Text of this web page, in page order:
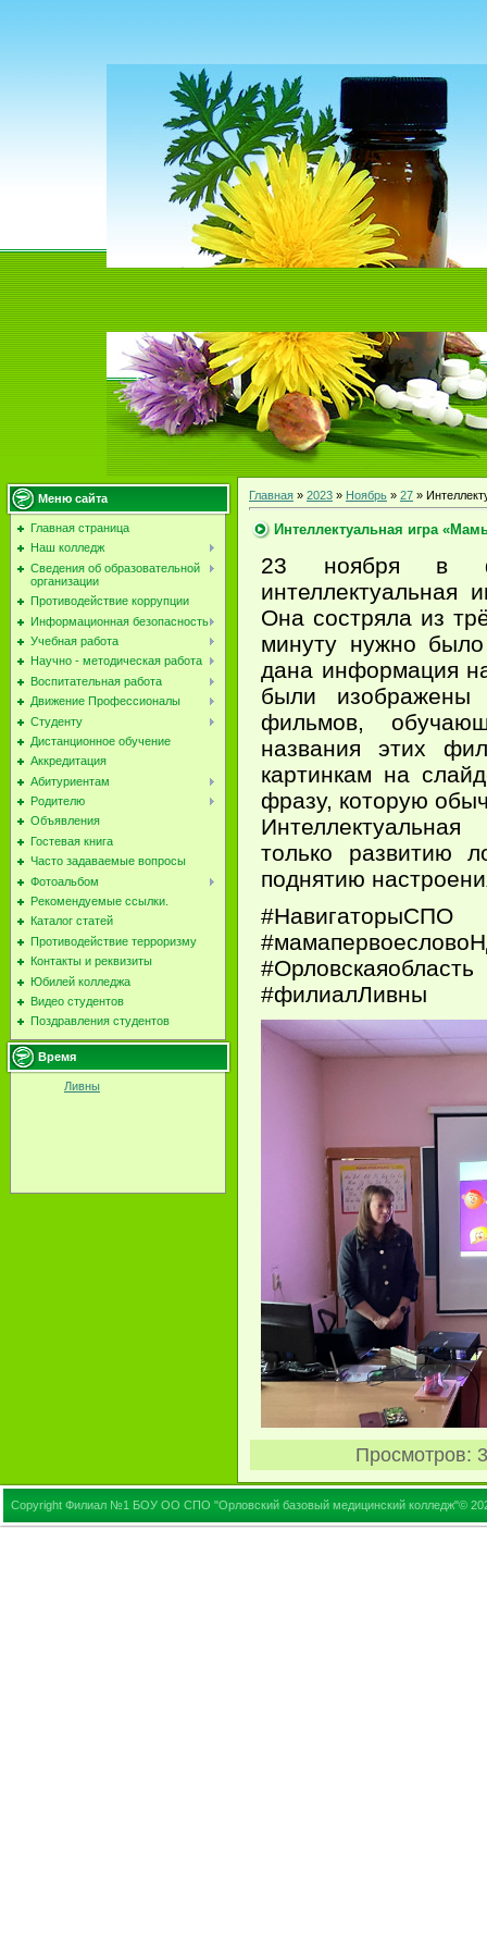
Меню сайта
Главная страница
Наш колледж
Сведения об образовательной
организации
Противодействие коррупции
Информационная безопасность
Учебная работа
Научно - методическая работа
Воспитательная работа
Движение Профессионалы
Студенту
Дистанционное обучение
Аккредитация
Абитуриентам
Родителю
Объявления
Гостевая книга
Часто задаваемые вопросы
Фотоальбом
Рекомендуемые ссылки.
Каталог статей
Противодействие терроризму
Контакты и реквизиты
Юбилей колледжа
Видео студентов
Поздравления студентов
Время
Ливны
Главная » 2023 » Ноябрь » 27 »
Интеллектуальная игра
23 ноября в
Она состряла из
минуту нужно
дана информация
были
фильмов,​
названия этих
картинкам на
фразу, которую
только развитию
поднятию
#филиалЛивны
Просмотров:
Copyright Филиал №1 БОУ ОО СПО "Орловский базовый медицинский колледж"©